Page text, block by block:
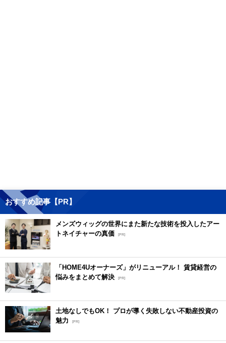
おすすめ記事【PR】
メンズウィッグの世界にまた新たな技術を投入したアー
トネイチャーの真価 [PR]
「HOME4Uオーナーズ」がリニューアル！ 賃貸経営の
悩みをまとめて解決 [PR]
土地なしでもOK！ プロが導く失敗しない不動産投資の
魅力
[PR]